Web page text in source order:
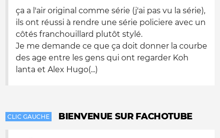
ça a l'air original comme série (j'ai pas vu la série),
ils ont réussi à rendre une série policiere avec un
côtés franchouillard plutôt stylé.
Je me demande ce que ça doit donner la courbe
des age entre les gens qui ont regarder Koh
lanta et Alex Hugo(...)
CLIC GAUCHE BIENVENUE SUR FACHOTUBE